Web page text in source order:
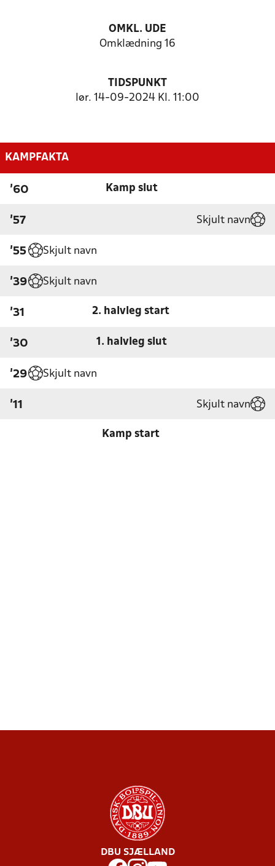
OMKL. UDE
Omklædning 16
TIDSPUNKT
lør. 14-09-2024 Kl. 11:00
KAMPFAKTA
'60 Kamp slut
'57 Skjult navn
'55 Skjult navn
'39 Skjult navn
'31 2. halvleg start
'30 1. halvleg slut
'29 Skjult navn
'11 Skjult navn
Kamp start
DBU SJÆLLAND